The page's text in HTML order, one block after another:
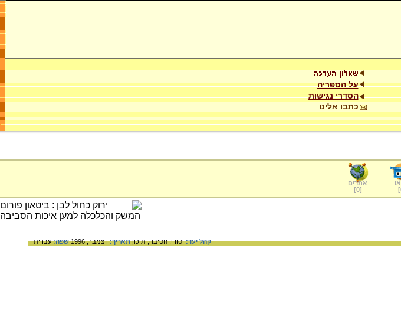
על הספריה
הסדרי נגישות
כתבו אלינו
]
אתרים
[
0
]
קהל יעד:יסודי,חטיבה,תיכוןתאריך:דצמבר, 1996 שפה:עברית